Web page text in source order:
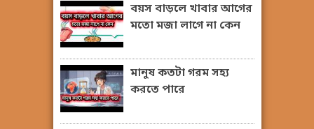
বয়স বাড়লে খাবার আগের
মতো মজা লাগে না কেন
মানুষ কতটা গরম সহ্য
করতে পারে